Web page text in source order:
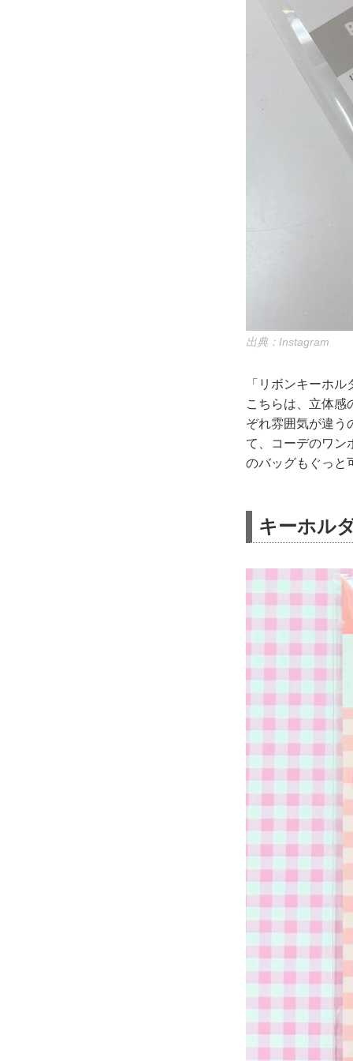
出典：Instagram
「リボンキーホ
こちらは、立体感
ぞれ雰囲気が違う
て、コーデのワン
のバッグもぐっと
キーホル